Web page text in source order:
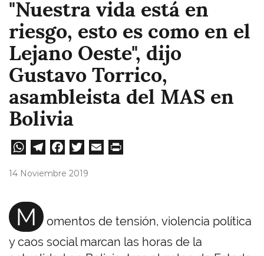
"Nuestra vida está en
riesgo, esto es como en el
Lejano Oeste", dijo
Gustavo Torrico,
asambleista del MAS en
Bolivia
W
A
pp
Te
m
Fa
14 Noviembre 2019
M
omentos de tensión, violencia política
y caos social marcan las horas de la